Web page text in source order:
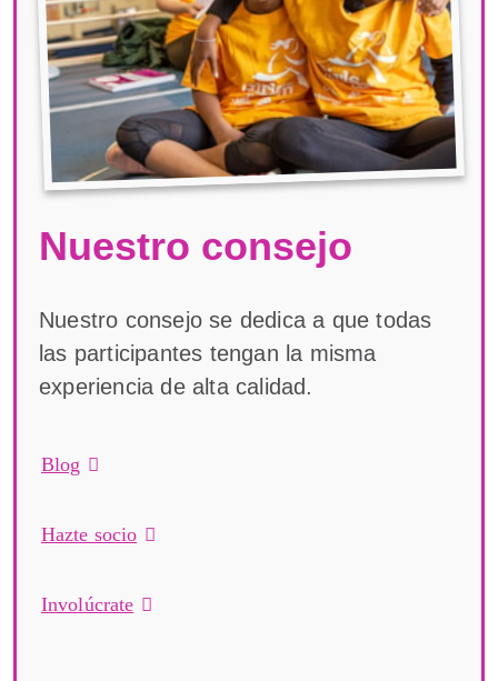
Nuestro consejo
Nuestro consejo se dedica a que todas
las participantes tengan la misma
experiencia de alta calidad.
Blog
Hazte socio
Involúcrate